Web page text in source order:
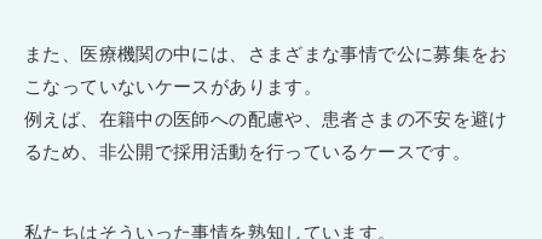
また、医療機関の中には、さまざまな事情で公に募集をお
こなっていないケースがあります。
例えば、在籍中の医師への配慮や、患者さまの不安を避け
るため、非公開で採用活動を行っているケースです。
私たちはそういった事情を熟知しています。